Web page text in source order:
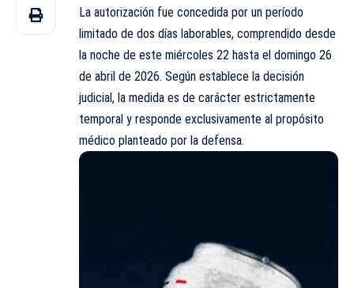
La autorización fue concedida por un período
limitado de dos días laborables, comprendido desde
la noche de este miércoles 22 hasta el domingo 26
de abril de 2026. Según establece la decisión
judicial, la medida es de carácter estrictamente
temporal y responde exclusivamente al propósito
médico planteado por la defensa.